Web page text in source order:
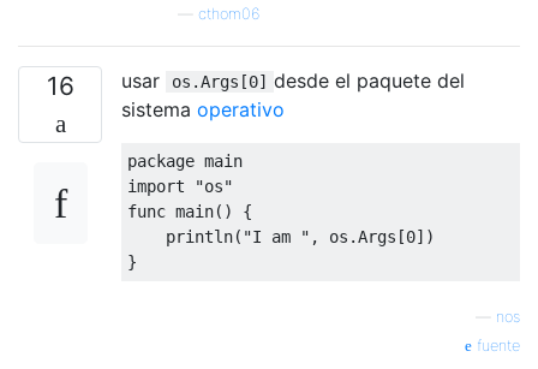
cthom06
16 usar os.Args[0] desde el paquete del
sistema operativo
package
import
"os"
func main()
{
    println
( "I am " , os .Args [0])
}
nos
fuente